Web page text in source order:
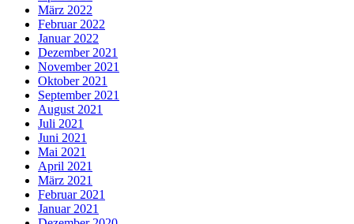
März 2022
Februar 2022
Januar 2022
Dezember 2021
November 2021
Oktober 2021
September 2021
August 2021
Juli 2021
Juni 2021
Mai 2021
April 2021
März 2021
Februar 2021
Januar 2021